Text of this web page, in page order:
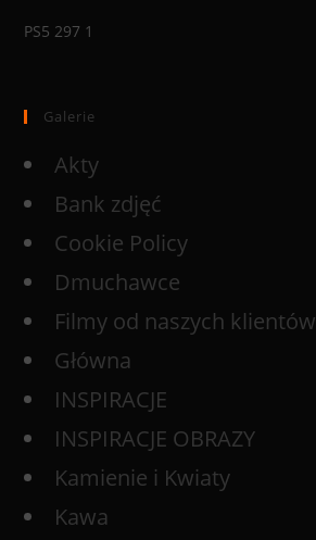
PS5 297 1
Galerie
Akty
Bank zdjęć
Cookie Policy
Dmuchawce
Filmy od naszych klientów
Główna
INSPIRACJE
INSPIRACJE OBRAZY
Kamienie i Kwiaty
Kawa